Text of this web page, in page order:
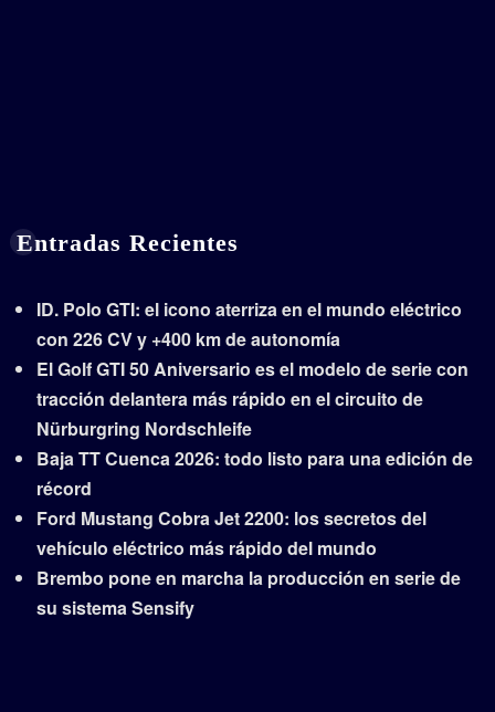
Entradas Recientes
ID. Polo GTI: el icono aterriza en el mundo eléctrico
con 226 CV y +400 km de autonomía
El Golf GTI 50 Aniversario es el modelo de serie con
tracción delantera más rápido en el circuito de
Nürburgring Nordschleife
Baja TT Cuenca 2026: todo listo para una edición de
récord
Ford Mustang Cobra Jet 2200: los secretos del
vehículo eléctrico más rápido del mundo
Brembo pone en marcha la producción en serie de
su sistema Sensify